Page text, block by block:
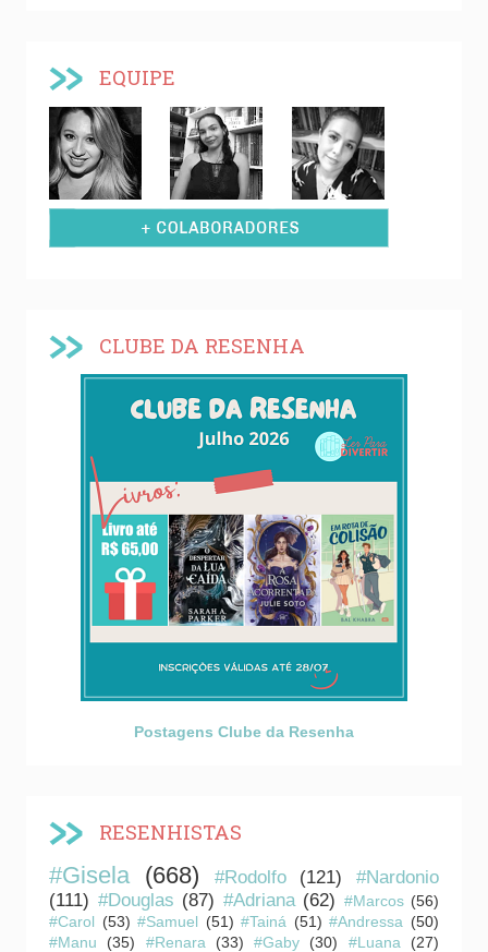
EQUIPE
CLUBE DA RESENHA
Postagens Clube da Resenha
RESENHISTAS
#Gisela (668) #Rodolfo (121)
#Nardonio
(111) #Douglas (87) #Adriana (62) #Marcos (56)
#Carol (53) #Samuel (51) #Tainá (51) #Andressa (50)
#Manu
(35) #Renara (33) #Gaby (30) #Luana
(27)